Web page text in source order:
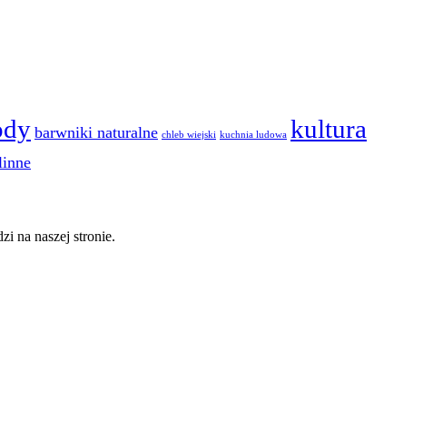
barwniki naturalne chleb wiejski kuchnia ludowa kultura
na naszej stronie.